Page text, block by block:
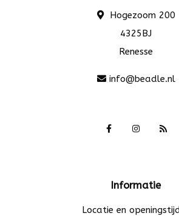
Hogezoom 200
4325BJ
Renesse
info@beadle.nl
Informatie
Locatie en